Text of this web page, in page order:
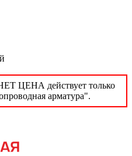
действует только
арматура".